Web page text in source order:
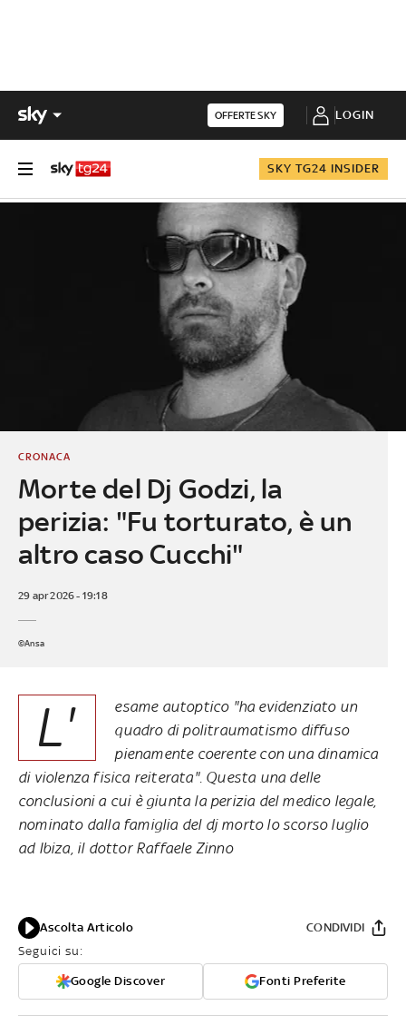
OFFERTE SKY LOGIN
SKY TG24 INSIDER
Morte del Dj Godzi, la
perizia: "Fu torturato, è un
altro caso Cucchi"
CRONACA
29 apr 2026 - 19:18
©Ansa
L'
esame autoptico "ha evidenziato un
quadro di politraumatismo diffuso
pienamente coerente con una dinamica
di violenza fisica reiterata". Questa una delle
conclusioni a cui è giunta la perizia del medico legale,
nominato dalla famiglia del dj morto lo scorso luglio
ad Ibiza, il dottor Raffaele Zinno
Ascolta Articolo
Seguici su:
Google Discover Fonti Preferite
CONDIVIDI